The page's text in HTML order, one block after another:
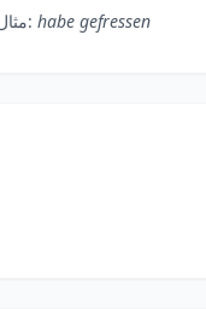
مثال: habe gefressen